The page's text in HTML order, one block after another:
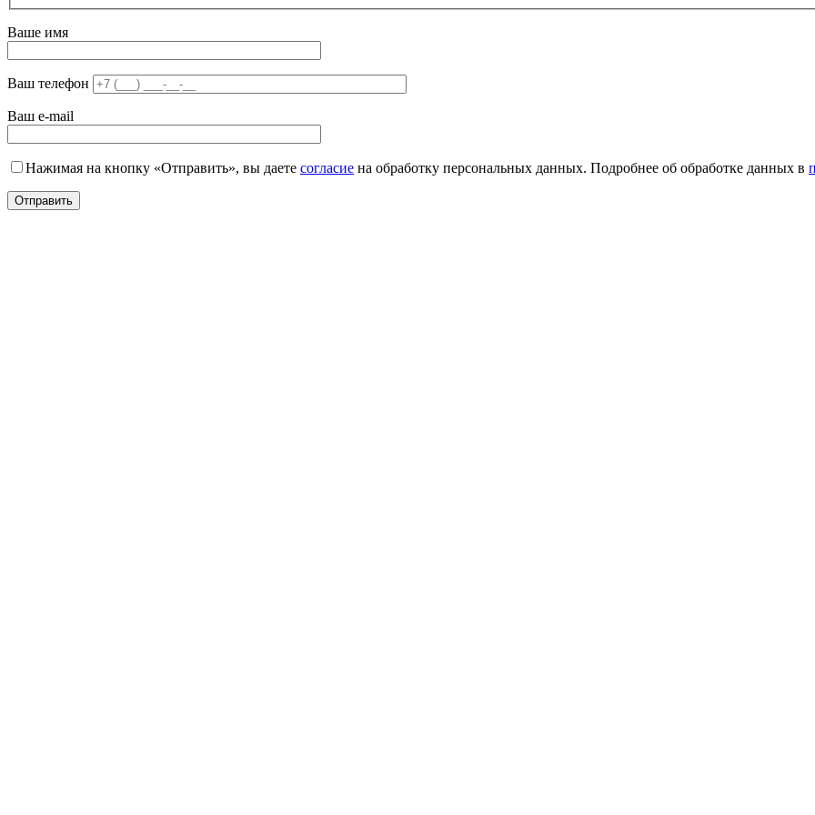
Ваше имя
Ваш телефон
Ваш e-mail
Нажимая на кнопку «Отправить», вы даете согласие на обработку персональных данных. Подробнее об обработке данных в